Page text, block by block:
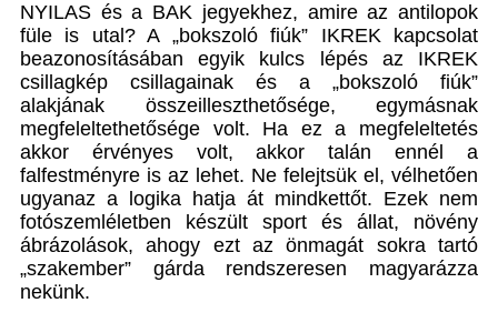
NYILAS és a BAK jegyekhez, amire az antilopok
füle is utal? A „bokszoló fiúk” IKREK kapcsolat
beazonosításában egyik kulcs lépés az IKREK
csillagkép csillagainak és a „bokszoló fiúk”
alakjának összeilleszthetősége, egymásnak
megfeleltethetősége volt. Ha ez a megfeleltetés
akkor érvényes volt, akkor talán ennél a
falfestményre is az lehet. Ne felejtsük el, vélhetően
ugyanaz a logika hatja át mindkettőt. Ezek nem
fotószemléletben készült sport és állat, növény
ábrázolások, ahogy ezt az önmagát sokra tartó
„szakember” gárda rendszeresen magyarázza
nekünk.